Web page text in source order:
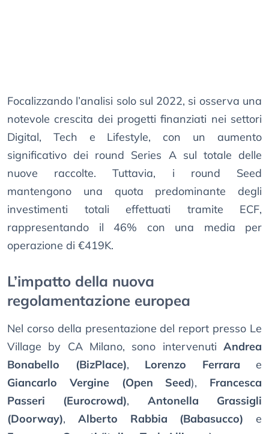
Focalizzando l’analisi solo sul 2022, si osserva una
notevole crescita dei progetti finanziati nei settori
Digital, Tech e Lifestyle, con un aumento
significativo dei round Series A sul totale delle
nuove raccolte. Tuttavia, i round Seed
mantengono una quota predominante degli
investimenti totali effettuati tramite ECF,
rappresentando il 46% con una media per
operazione di €419K.
L’impatto della nuova
regolamentazione europea
Nel corso della presentazione del report presso Le
Village by CA Milano, sono intervenuti Andrea
Bonabello (BizPlace), Lorenzo Ferrara e
Giancarlo Vergine (Open Seed), Francesca
Passeri (Eurocrowd), Antonella Grassigli
(Doorway), Alberto Rabbia (Babasucco) e